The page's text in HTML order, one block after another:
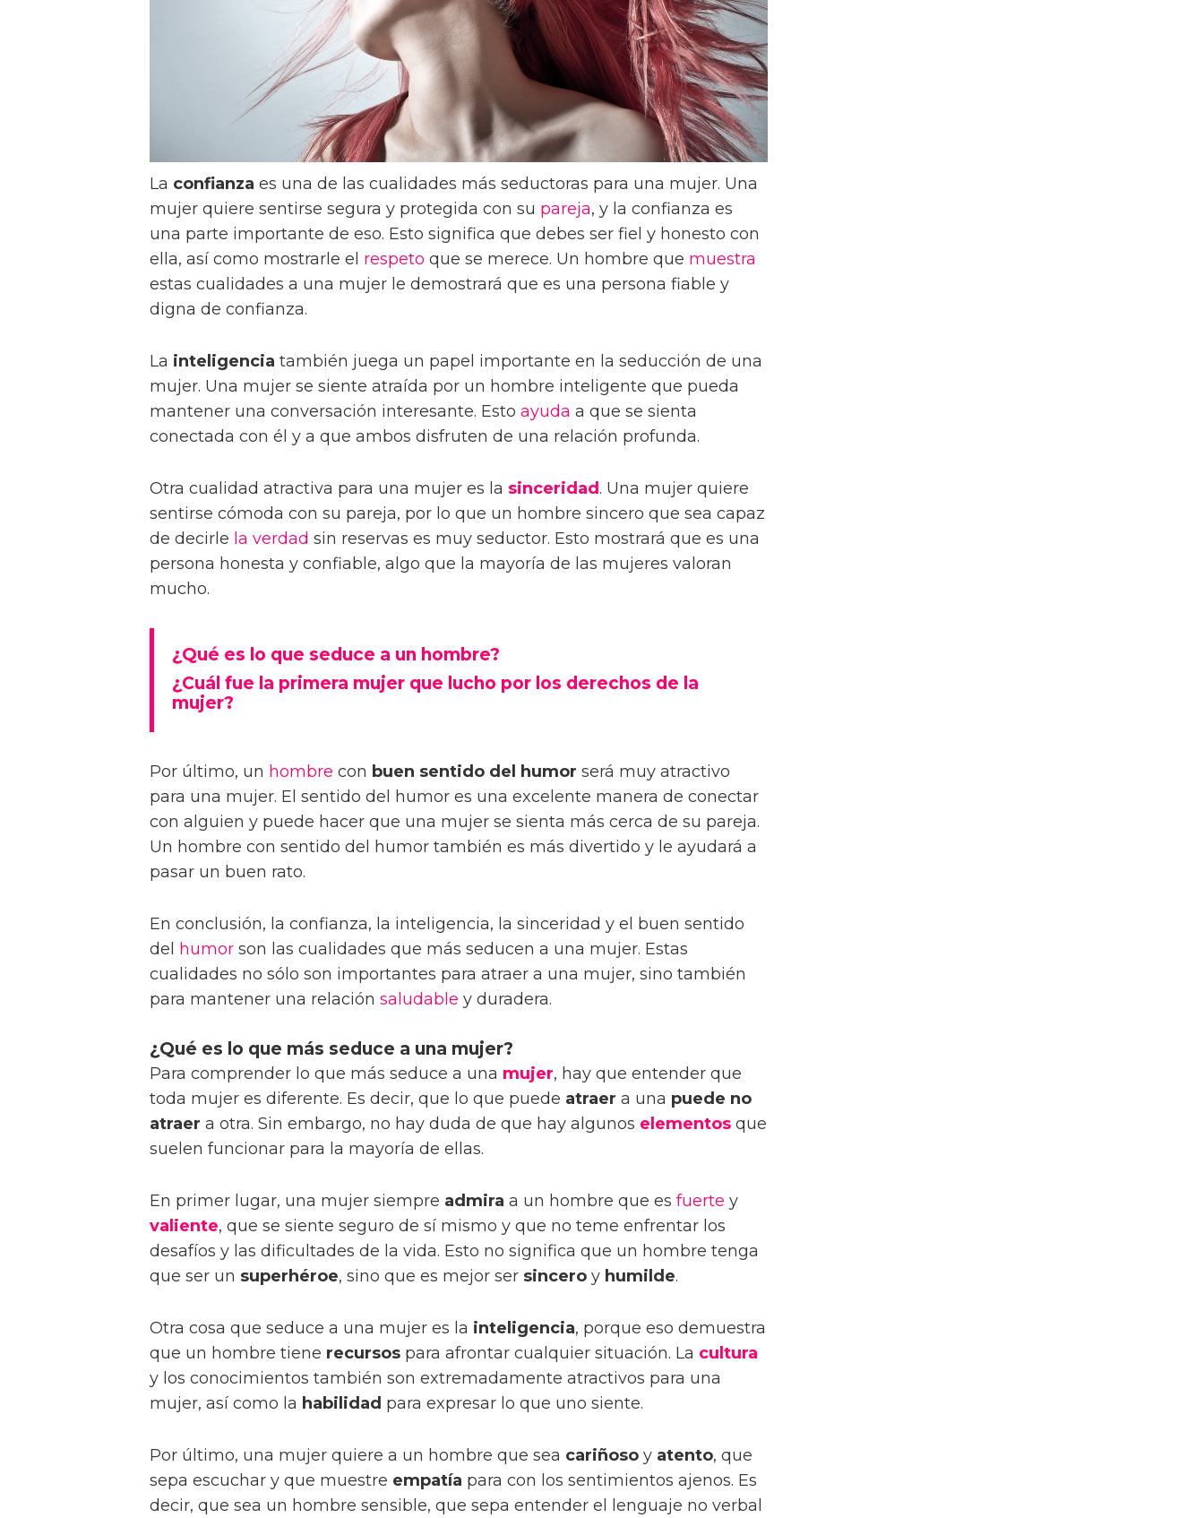
La confianza es una de las cualidades más seductoras para una mujer. Una
mujer quiere sentirse segura y protegida con su pareja, y la confianza es
una parte importante de eso. Esto significa que debes ser fiel y honesto con
ella, así como mostrarle el respeto que se merece. Un hombre que muestra
estas cualidades a una mujer le demostrará que es una persona fiable y
digna de confianza.
La inteligencia también juega un papel importante en la seducción de una
mujer. Una mujer se siente atraída por un hombre inteligente que pueda
mantener una conversación interesante. Esto ayuda a que se sienta
conectada con él y a que ambos disfruten de una relación profunda.
Otra cualidad atractiva para una mujer es la sinceridad . Una mujer quiere
sentirse cómoda con su pareja, por lo que un hombre sincero que sea capaz
de decirle la verdad sin reservas es muy seductor. Esto mostrará que es una
persona honesta y confiable, algo que la mayoría de las mujeres valoran
mucho.
¿Qué es lo que seduce a un hombre?
¿Cuál fue la primera mujer que lucho por los derechos de la
mujer?
Por último, un hombre con buen sentido del humor será muy atractivo
para una mujer. El sentido del humor es una excelente manera de conectar
con alguien y puede hacer que una mujer se sienta más cerca de su pareja.
Un hombre con sentido del humor también es más divertido y le ayudará a
pasar un buen rato.
En conclusión, la confianza, la inteligencia, la sinceridad y el buen sentido
del
humor son las cualidades que más seducen a una mujer. Estas
cualidades no sólo son importantes para atraer a una mujer, sino también
para mantener una relación saludable y duradera.
¿Qué es lo que más seduce a una mujer?
Para comprender lo que más seduce a una mujer, hay que entender que
toda mujer es diferente. Es decir, que lo que puede atraer a una puede no
atraer a otra. Sin embargo, no hay duda de que hay algunos elementos que
suelen funcionar para la mayoría de ellas.
En primer lugar, una mujer siempre admira a un hombre que es fuerte y
valiente, que se siente seguro de sí mismo y que no teme enfrentar los
desafíos y las dificultades de la vida. Esto no significa que un hombre tenga
que ser un superhéroe, sino que es mejor ser sincero y humilde.
Otra cosa que seduce a una mujer es la inteligencia, porque eso demuestra
que un hombre tiene recursos para afrontar cualquier situación. La cultura
y los conocimientos también son extremadamente atractivos para una
mujer, así como la habilidad para expresar lo que uno siente.
Por último, una mujer quiere a un hombre que sea cariñoso y atento, que
sepa escuchar y que muestre empatía para con los sentimientos ajenos. Es
decir, que sea un hombre sensible, que sepa entender el lenguaje no verbal